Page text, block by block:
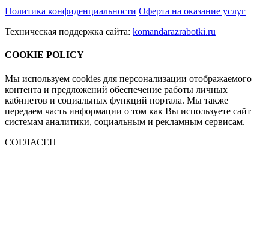
Политика конфиденциальности Оферта на оказание услуг
Техническая поддержка сайта: komandarazrabotki.ru
COOKIE POLICY
Мы используем cookies для персонализации отображаемого
контента и предложений обеспечение работы личных
кабинетов и социальных функций портала. Мы также
передаем часть информации о том как Вы используете сайт
системам аналитики, социальным и рекламным сервисам.
СОГЛАСЕН